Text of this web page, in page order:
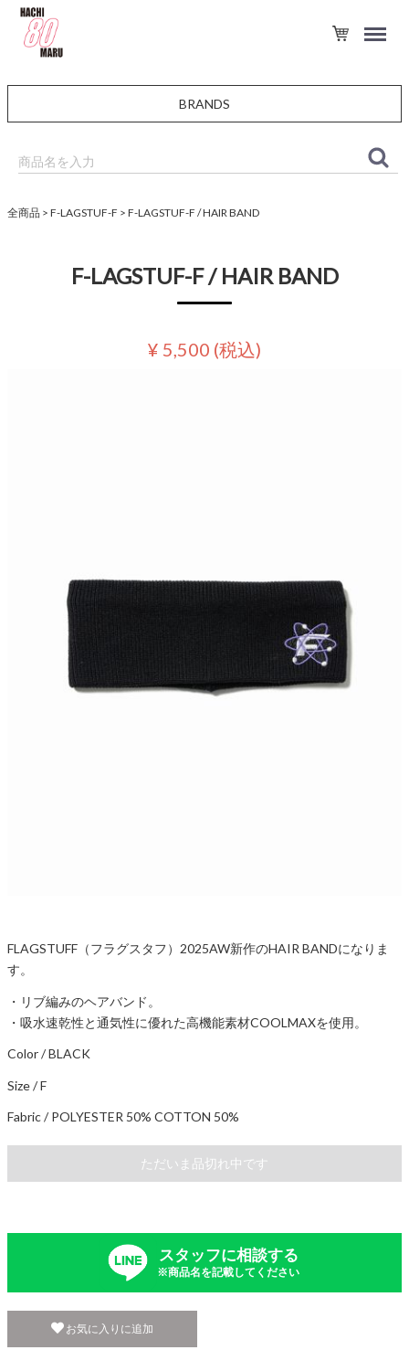
BRANDS
全商品 F-LAGSTUF-F F-LAGSTUF-F / HAIR BAND
F-LAGSTUF-F / HAIR BAND
¥ 5,500 (税込)
FLAGSTUFF（フラグスタフ）2025AW新作のHAIR BANDになりま
す。
・リブ編みのヘアバンド。
・吸水速乾性と通気性に優れた高機能素材COOLMAXを使用。
Color / BLACK
Size / F
Fabric / POLYESTER 50% COTTON 50%
ただいま品切れ中です
スタッフに相談する
※商品名を記載してください
お気に入りに追加